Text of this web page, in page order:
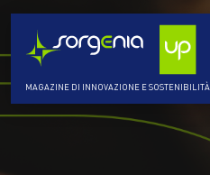
MAGAZINE DI INNOVAZIONE E SOSTENIBILITÀ